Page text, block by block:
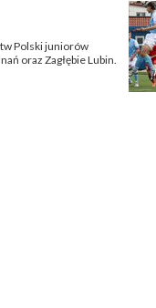
Polski juniorów
oraz Zagłębie Lubin.